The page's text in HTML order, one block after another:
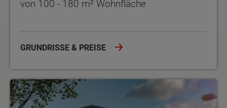
von 100 - 180 m² Wohnfläche
GRUNDRISSE & PREISE
Zweifamilienhäuser